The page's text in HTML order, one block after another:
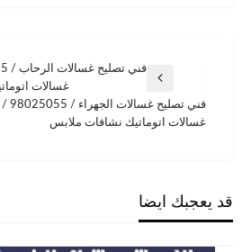
المقالات
المقالة
السابقة
غسالات
المقالة
فني
غسالات اتوماتيك نشافات ملابس
قد يعجبك ايضا